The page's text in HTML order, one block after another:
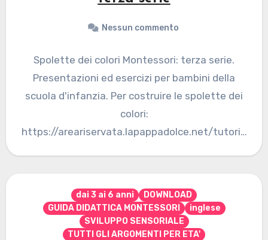
Nessun commento
Spolette dei colori Montessori: terza serie.
Presentazioni ed esercizi per bambini della
scuola d'infanzia. Per costruire le spolette dei
colori:
https://areariservata.lapappadolce.net/tutoria
dai 3 ai 6 anni
DOWNLOAD
GUIDA DIDATTICA MONTESSORI
inglese
SVILUPPO SENSORIALE
TUTTI GLI ARGOMENTI PER ETA'